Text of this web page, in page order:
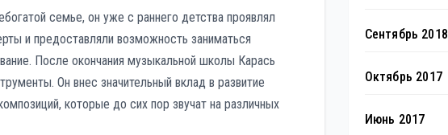
семье, он уже с раннего детства проявлял
и предоставляли возможность заниматься
После окончания музыкальной школы Карась
Он внес значительный вклад в развитие
которые до сих пор звучат на различных
Сентябрь 2018
Октябрь 2017
Июнь 2017